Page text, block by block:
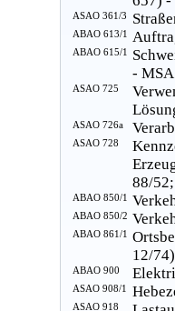
ASAO 361/3
ABAO 613/1
ABAO 615/1
-
ASAO 725
ASAO 726a
ASAO 728
88/
ABAO 850/1
ABAO 850/2
ABAO 861/1
12/
ABAO 900
ASAO 908/1
ASAO 918